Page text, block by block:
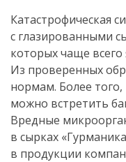
Катастрофическая
с глазированными
которых чаще всего
Из проверенных
нормам. Более
можно встретить
Вредные
в сырках
в продукции